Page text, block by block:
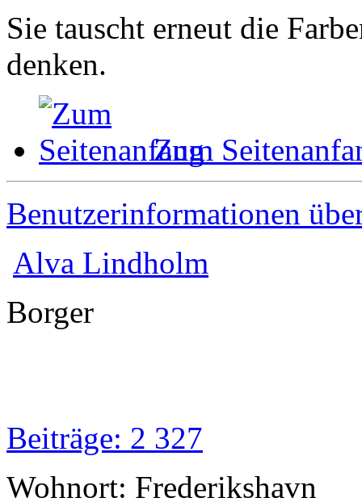
Sie tauscht erneut die
denken.
Zum
Benutzerinformationen
Alva Lindholm
Borger
Beiträge: 2 327
Wohnort: Frederikshavn